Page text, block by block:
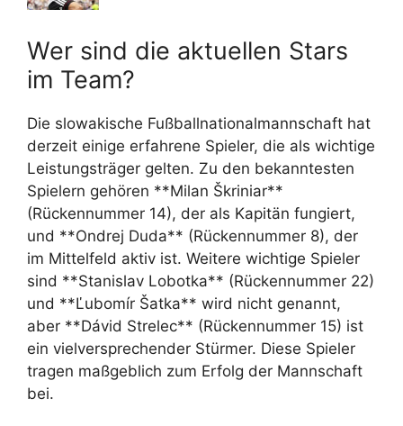
Wer sind die aktuellen Stars
im Team?
Die slowakische Fußballnationalmannschaft hat
derzeit einige erfahrene Spieler, die als wichtige
Leistungsträger gelten. Zu den bekanntesten
Spielern gehören **Milan Škriniar**
(Rückennummer 14), der als Kapitän fungiert,
und **Ondrej Duda** (Rückennummer 8), der
im Mittelfeld aktiv ist. Weitere wichtige Spieler
sind **Stanislav Lobotka** (Rückennummer 22)
und **Ľubomír Šatka** wird nicht genannt,
aber **Dávid Strelec** (Rückennummer 15) ist
ein vielversprechender Stürmer. Diese Spieler
tragen maßgeblich zum Erfolg der Mannschaft
bei.